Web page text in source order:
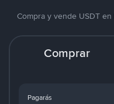
Compra y vende USDT
Comprar
Pagarás